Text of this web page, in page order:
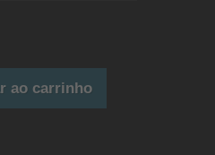
ao carrinho